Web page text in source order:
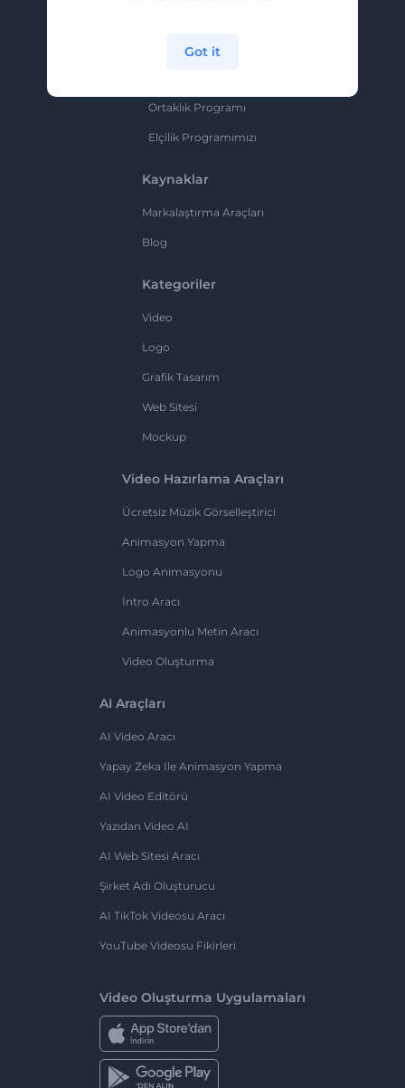
Şartlar Ve Koşullar
Ortaklık Programı
Elçilik Programımızı
Kaynaklar
Markalaştırma Araçları
Blog
Kategoriler
Video
Logo
Grafik Tasarım
Web Sitesi
Mockup
Video Hazırlama Araçları
Ücretsiz Müzik Görselleştirici
Animasyon Yapma
Logo Animasyonu
İntro Aracı
Animasyonlu Metin Aracı
Video Oluşturma
AI Araçları
AI Video Aracı
Yapay Zeka Ile Animasyon Yapma
AI Video Editörü
Yazıdan Video AI
AI Web Sitesi Aracı
Şirket Adı Oluşturucu
AI TikTok Videosu Aracı
YouTube Videosu Fikirleri
Video Oluşturma Uygulamaları
Got it